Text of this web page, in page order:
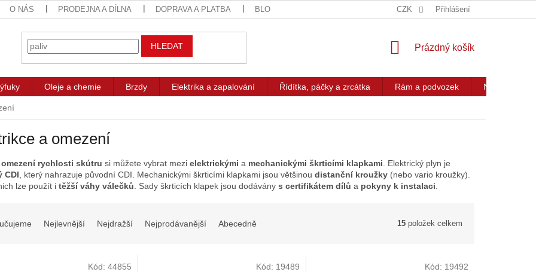
O NÁS PRODEJNA A DÍLNA DOPRAVA A PLATBA BLOG CZK Přihlášení
HLEDAT
NÁKUPNÍ
Prázdný košík
Oleje a chemie Brzdy Elektrika a zapalování Řídítka, páčky a zrcátka Rám a podvozek Nářadí a
a omezení
omezení rychlosti skútru si můžete vybrat mezi elektrickými a mechanickými škrticími klapkami . Elektrický plyn je
CDI , který nahrazuje původní CDI. Mechanickými škrticími klapkami jsou většinou distanční kroužky (nebo vario kroužky).
lze použít i těžší váhy válečků . Sady škrticích klapek jsou dodávány s certifikátem dílů a pokyny k instalaci
Nejlevnější Nejdražší Nejprodávanější Abecedně 15 položek celkem
Kód: 44855 Kód: 19489 Kód: 19492